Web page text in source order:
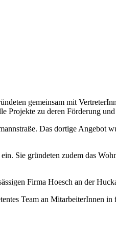
gemeinsam mit
Projekte zu deren Förderung
Das dortige Angebot
Sie gründeten zudem das
Firma Hoesch an der
Team an MitarbeiterInnen